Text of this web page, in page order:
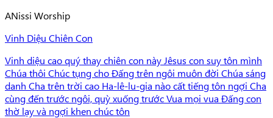
ANissi Worship
Vinh Diệu Chiên Con
Vinh diệu cao quý thay chiên con này Jêsus con suy tôn mình
Chúa thôi Chúc tụng cho Đấng trên ngôi muôn đời Chúa sáng
danh Cha trên trời cao Ha-lê-lu-gia nào cất tiếng tôn ngợi Cha
cùng đến trước ngôi, quỳ xuống trước Vua mọi vua Đấng con
thờ lạy và ngợi khen chúc tôn